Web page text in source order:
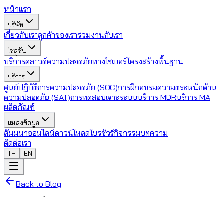
หน้าแรก
บริษัท
เกี่ยวกับเราลูกค้าของเราร่วมงานกับเรา
โซลูชัน
บริการคลาวด์ความปลอดภัยทางไซเบอร์โครงสร้างพื้นฐาน
บริการ
ศูนย์ปฏิบัติการความปลอดภัย (SOC)การฝึกอบรมความตระหนักด้าน
ความปลอดภัย (SAT)การทดสอบเจาะระบบบริการ MDRบริการ MA
ผลิตภัณฑ์
แหล่งข้อมูล
สัมมนาออนไลน์ดาวน์โหลดโบรชัวร์กิจกรรมบทความ
ติดต่อเรา
TH EN
Back to Blog